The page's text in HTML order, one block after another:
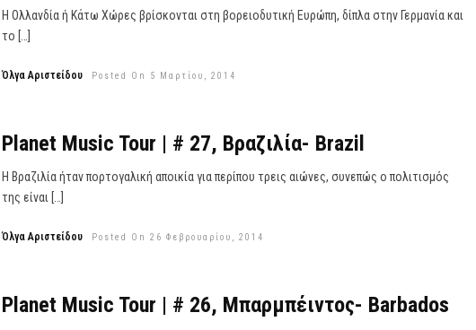
Η Ολλανδία ή Κάτω Χώρες βρίσκονται στη βορειοδυτική Ευρώπη, δίπλα στην Γερμανία και
το […]
Όλγα Αριστείδου Posted On 5 Μαρτίου, 2014
Planet Music Tour | # 27, Βραζιλία- Brazil
Η Βραζιλία ήταν πορτογαλική αποικία για περίπου τρεις αιώνες, συνεπώς ο πολιτισμός
της είναι […]
Όλγα Αριστείδου Posted On 26 Φεβρουαρίου, 2014
Planet Music Tour | # 26, Μπαρμπέιντος- Barbados